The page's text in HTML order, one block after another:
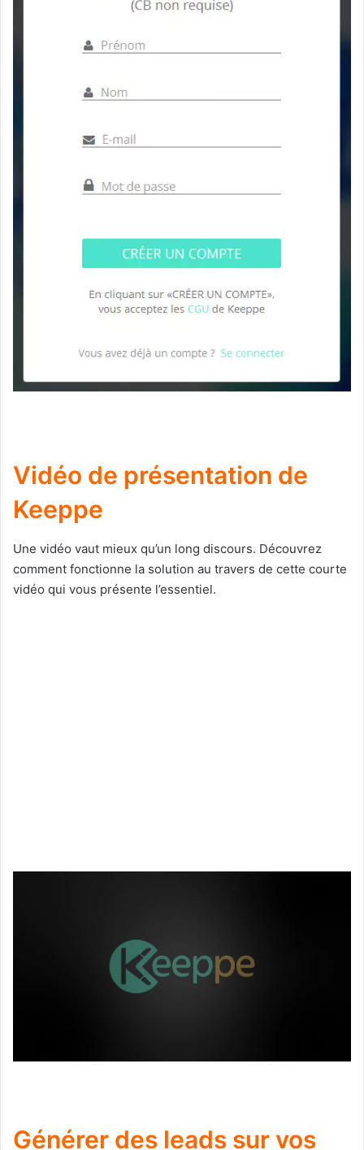
Vidéo de présentation de
Keeppe
Une vidéo vaut mieux qu’un long discours. Découvrez
comment fonctionne la solution au travers de cette courte
vidéo qui vous présente l’essentiel.
Générer des leads sur vos